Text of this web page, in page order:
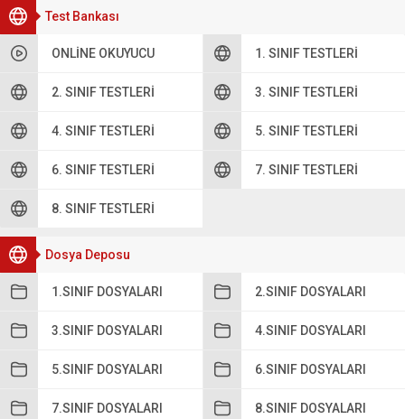
Test Bankası
ONLINE OKUYUCU 1. SINIF TESTLERI
2. SINIF TESTLERI 3. SINIF TESTLERI
4. SINIF TESTLERI 5. SINIF TESTLERI
6. SINIF TESTLERI 7. SINIF TESTLERI
8. SINIF TESTLERI
Dosya Deposu
1.SINIF DOSYALARI 2.SINIF DOSYALARI
3.SINIF DOSYALARI 4.SINIF DOSYALARI
5.SINIF DOSYALARI 6.SINIF DOSYALARI
7.SINIF DOSYALARI 8.SINIF DOSYALARI